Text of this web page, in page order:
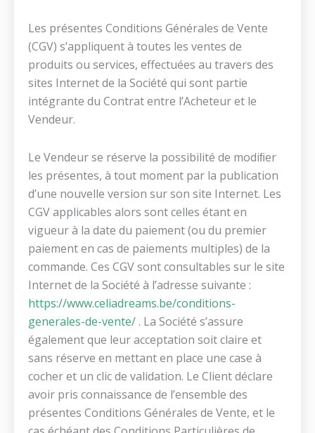
Les présentes Conditions Générales de Vente
(CGV) s’appliquent à toutes les ventes de
produits ou services, effectuées au travers des
sites Internet de la Société qui sont partie
intégrante du Contrat entre l’Acheteur et le
Vendeur.
Le Vendeur se réserve la possibilité de modiﬁer
les présentes, à tout moment par la publication
d’une nouvelle version sur son site Internet. Les
CGV applicables alors sont celles étant en
vigueur à la date du paiement (ou du premier
paiement en cas de paiements multiples) de la
commande. Ces CGV sont consultables sur le site
Internet de la Société à l’adresse suivante :
https://www.celiadreams.be/conditions-
generales-de-vente/ . La Société s’assure
également que leur acceptation soit claire et
sans réserve en mettant en place une case à
cocher et un clic de validation. Le Client déclare
avoir pris connaissance de l’ensemble des
présentes Conditions Générales de Vente, et le